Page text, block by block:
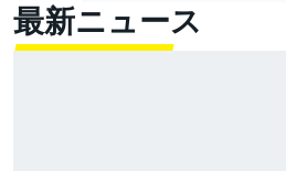
最新ニュース